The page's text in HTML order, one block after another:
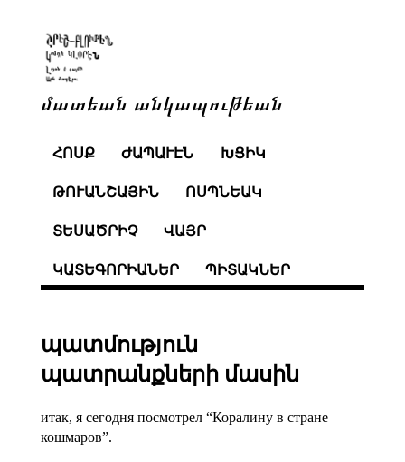
մատեան անկապութեան
ՀՈՍՔ ԺԱՊԱՒԷՆ ԽՑԻԿ
ԹՈՒԱՆՇԱՅԻՆ ՈՍՊՆԵԱԿ
ՏԵՍԱԾՐԻՉ ՎԱՅՐ
ԿԱՏԵԳՈՐԻԱՆԵՐ ՊԻՏԱԿՆԵՐ
պատմություն
պատրանքների մասին
итак, я сегодня посмотрел “Коралину в стране
кошмаров”.